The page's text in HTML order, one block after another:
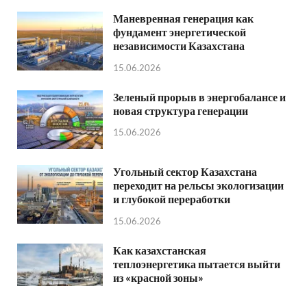
Маневренная генерация как
фундамент энергетической
независимости Казахстана
15.06.2026
Зеленый прорыв в энергобалансе и
новая структура генерации
15.06.2026
Угольный сектор Казахстана
переходит на рельсы экологизации
и глубокой переработки
15.06.2026
Как казахстанская
теплоэнергетика пытается выйти
из «красной зоны»